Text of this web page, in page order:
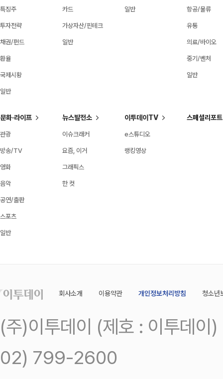
특징주
투자전략
채권/펀드
환율
국제시황
일반
카드
가상자산/핀테크
일반
일반 항공/물류
유통
의료/바이오
중기/벤처
일반
문화·라이프
관광
방송/TV
영화
음악
공연/출판
스포츠
일반
뉴스발전소
이슈크래커
요즘, 이거
그래픽스
한 컷
이투데이TV
e스튜디오
랭킹영상
스페셜리포트
회사소개 이용약관 개인정보처리방침 청소년
(주)이투데이 (제호 : 이투데
02) 799-2600